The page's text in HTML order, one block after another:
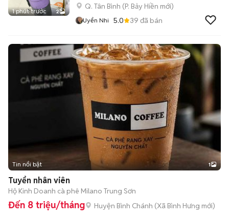
1 phút trước 2
Q. Tân Bình (P. Bảy Hiền mới)
Uyển Nhi 5.0 39 đã bán
Tin nổi bật 1
Tuyển nhân viên
Hộ Kinh Doanh cà phê Milano Trung Sơn
Đến 8 triệu/tháng Huyện Bình Chánh (Xã Bình Hưng mới)